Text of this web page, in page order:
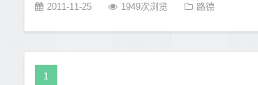
2011-11-25 1949次浏览 路德
1